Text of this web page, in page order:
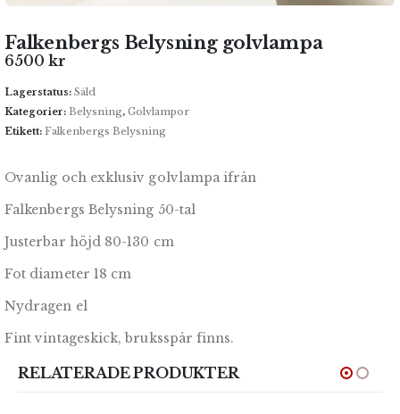
Falkenbergs Belysning golvlampa
6500 kr
Lagerstatus: Såld
Kategorier: Belysning, Golvlampor
Etikett: Falkenbergs Belysning
Ovanlig och exklusiv golvlampa ifrån
Falkenbergs Belysning 50-tal
Justerbar höjd 80-130 cm
Fot diameter 18 cm
Nydragen el
Fint vintageskick, bruksspår finns.
RELATERADE PRODUKTER